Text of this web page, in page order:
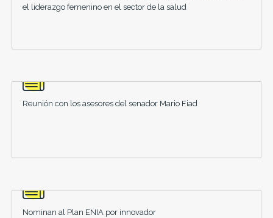
el liderazgo femenino en el sector de la salud
Reunión con los asesores del senador Mario Fiad
Nominan al Plan ENIA por innovador